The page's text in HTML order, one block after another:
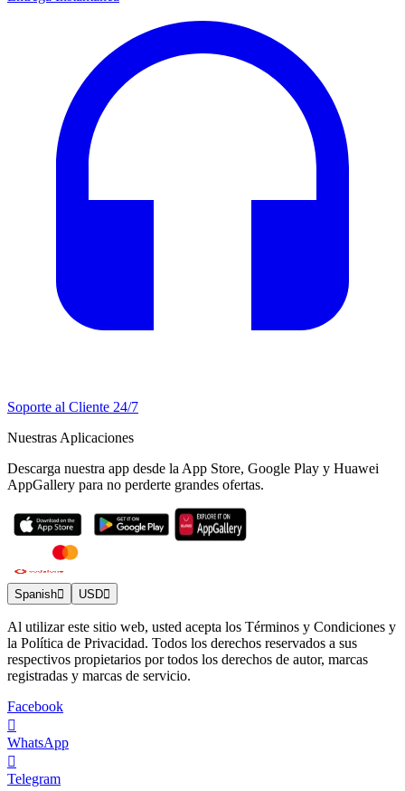
Soporte al Cliente 24/7
Nuestras Aplicaciones
Descarga nuestra app desde la App Store, Google Play y Huawei
AppGallery para no perderte grandes ofertas.
Spanish USD
Al utilizar este sitio web, usted acepta los Términos y Condiciones y
la Política de Privacidad. Todos los derechos reservados a sus
respectivos propietarios por todos los derechos de autor, marcas
registradas y marcas de servicio.
Facebook
WhatsApp
Telegram